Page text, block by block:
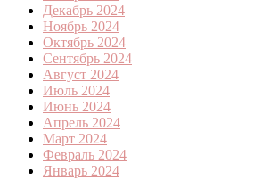
Декабрь 2024
Ноябрь 2024
Октябрь 2024
Сентябрь 2024
Август 2024
Июль 2024
Июнь 2024
Апрель 2024
Март 2024
Февраль 2024
Январь 2024